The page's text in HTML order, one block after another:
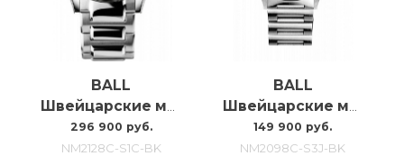
BALL
296 900 руб.
NM2128C-S1C-BK
BALL
149 900 руб.
NM2098C-S3J-BK